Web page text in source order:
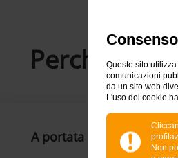
Questo sito
comunicazioni
da un sito web
L'uso dei cookie
Non
Perché
A portata di mano